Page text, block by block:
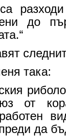
до
така:
от
да